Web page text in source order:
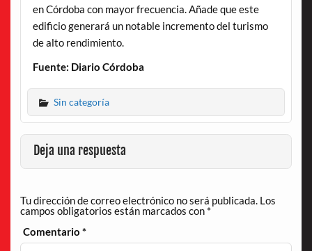
en Córdoba con mayor frecuencia. Añade que este
edificio generará un notable incremento del turismo
de alto rendimiento.
Fuente: Diario Córdoba
Sin categoría
Deja una respuesta
Tu dirección de correo electrónico no será publicada. Los
campos obligatorios están marcados con *
Comentario*